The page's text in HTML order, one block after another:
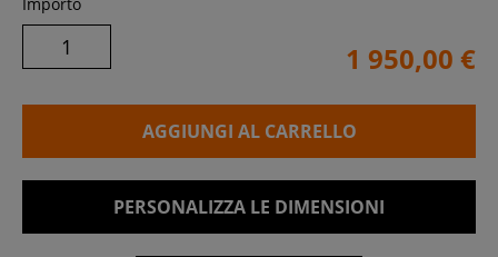
1 950,00 €
AGGIUNGI AL CARRELLO
PERSONALIZZA LE DIMENSIONI